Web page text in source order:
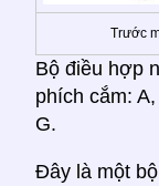
Trước
Bộ điều hợp
phích cắm:
G.
Đây là một